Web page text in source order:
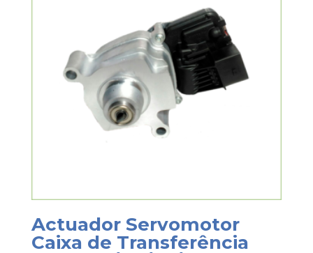
Actuador Servomotor
Caixa de Transferência